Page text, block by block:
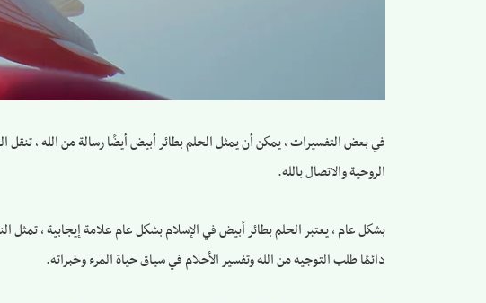
في بعض التفسيرات ، يمكن أن يمثل الحلم بطائر أبيض أيضًا رسالة من الله ،
الروحية والاتصال بالله.
بشكل عام ، يعتبر الحلم بطائر أبيض في الإسلام بشكل عام علامة إيجابية ،
دائمًا طلب التوجيه من الله وتفسير الأحلام في سياق حياة المرء وخبراته.